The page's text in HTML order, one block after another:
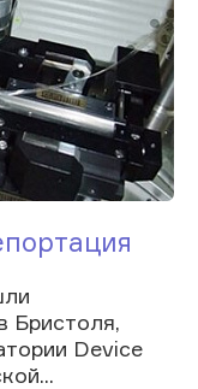
Бристоля,
Device